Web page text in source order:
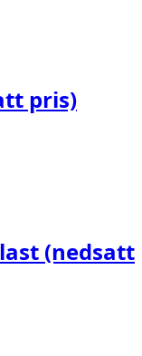
pris)
(nedsatt